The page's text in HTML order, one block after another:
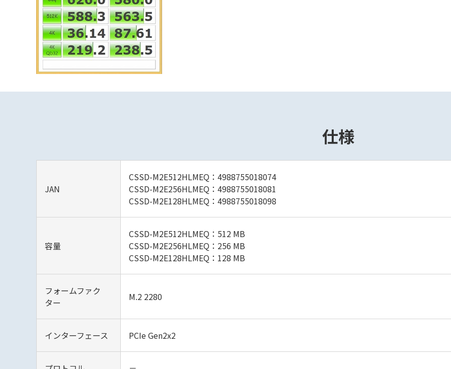
仕様
JAN
CSSD-M2E512HLMEQ：4988755018074
CSSD-M2E256HLMEQ：4988755018081
CSSD-M2E128HLMEQ：4988755018098
容量
CSSD-M2E512HLMEQ：512 MB
CSSD-M2E256HLMEQ：256 MB
CSSD-M2E128HLMEQ：128 MB
フォームファク
ター
M.2 2280
インターフェース PCIe Gen2x2